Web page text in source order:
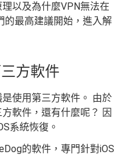
以及為什麼VPN無法在
的最高建議開始，進入解
方軟件
使用第三方軟件。 由於
軟件，還有什麼呢？ 因
系統恢復。
的軟件，專門針對iOS